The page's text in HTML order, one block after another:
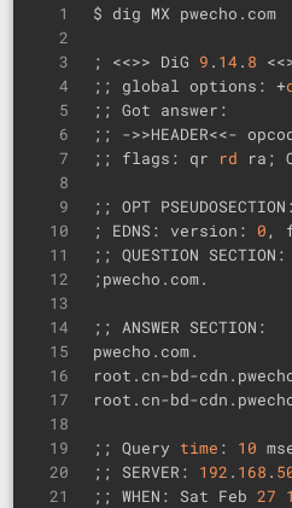
1
2
3
4
5
6
7
8
9
10
11
12
13
14
15
16
17
18
19
20
21
$ dig MX pwecho.com
; <<>> DiG 9 . 14. 8
;; global options: +
;; Got answer:
;; ->>HEADER<<-
;; flags: qr
rd ra;
;; OPT PSEUDOSECTION:
; EDNS: version: 0 ,
;; QUESTION SECTION:
;; ANSWER SECTION:
root.cn-bd-
root.cn-bd-
;; Query time : 10
;; SERVER: 192 . 168 .
;; WHEN: Sat Feb 27